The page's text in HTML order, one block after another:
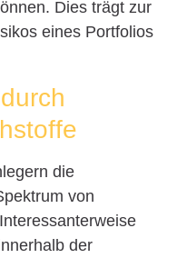
Dies trägt zur
eines Portfolios
die
von
der